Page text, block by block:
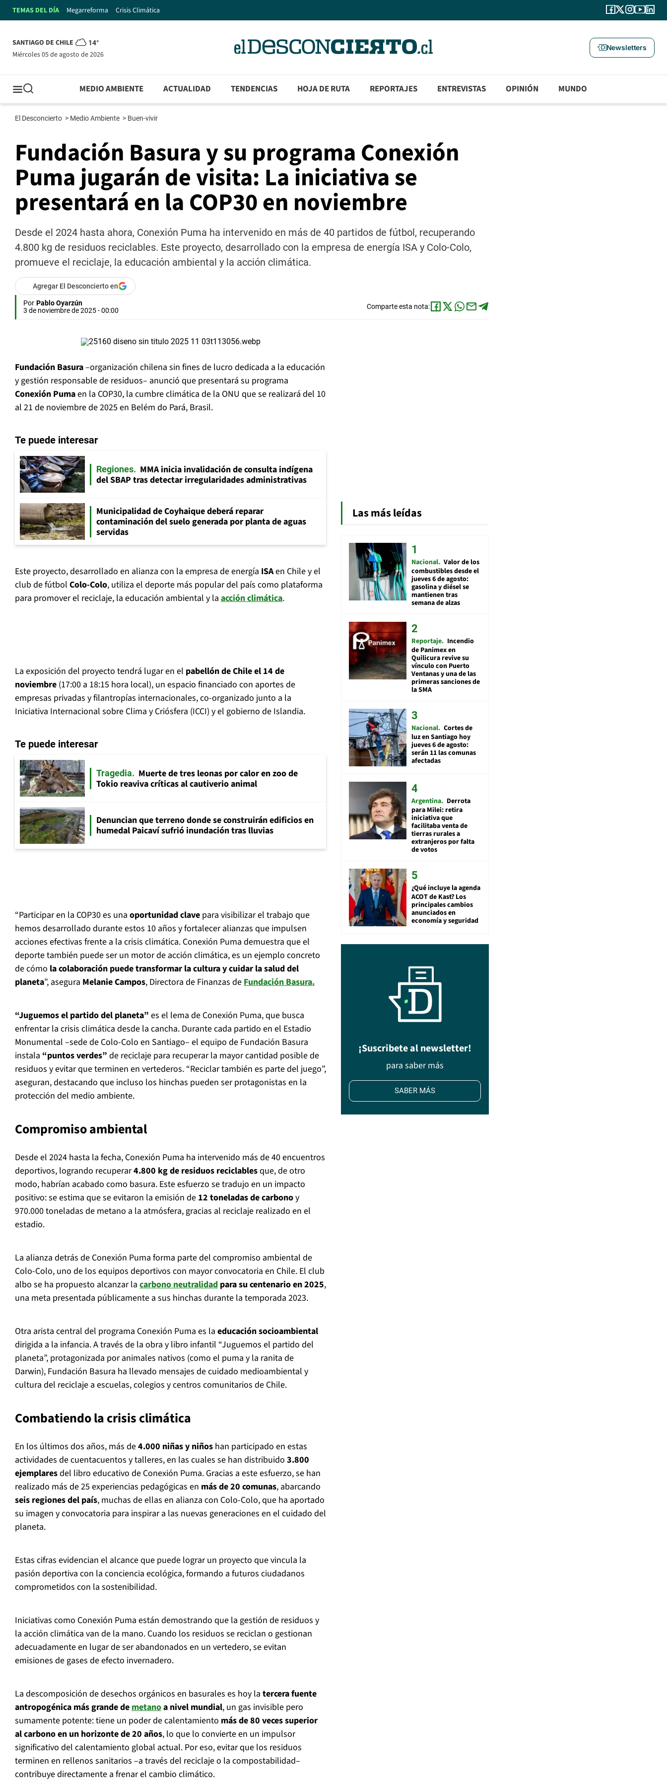
TEMAS DEL DÍA Megarreforma Crisis Climática
SANTIAGO DE CHILE 14°
miércoles 05 de agosto de 2026
Newsletters
MEDIO AMBIENTE ACTUALIDAD TENDENCIAS HOJA DE RUTA REPORTAJES ENTREVISTAS OPINIÓN MUNDO
El Desconcierto > Medio Ambiente > Buen-vivir
Fundación Basura y su programa Conexión
Puma jugarán de visita: La iniciativa se
presentará en la COP30 en noviembre
Desde el 2024 hasta ahora, Conexión Puma ha intervenido en más de 40 partidos de fútbol, recuperando
4.800 kg de residuos reciclables. Este proyecto, desarrollado con la empresa de energía ISA y Colo-Colo,
promueve el reciclaje, la educación ambiental y la acción climática.
Agregar El Desconcierto en
Por Pablo Oyarzún
3 de noviembre de 2025 - 00:00
Comparte esta nota:
Fundación Basura–organización chilena sin fines de lucro dedicada a la educación
y gestión responsable de residuos– anunció que presentará su programa
Conexión Pumaen la COP30, la cumbre climática de la ONU que se realizará del 10
al 21 de noviembre de 2025 en Belém do Pará, Brasil.
Te puede interesar
Regiones
MMA inicia invalidación de consulta indígena
del SBAP tras detectar irregularidades administrativas
Municipalidad de Coyhaique deberá reparar
contaminación del suelo generada por planta de aguas
servidas
Este proyecto, desarrollado en alianza con la empresa de energía ISAen Chile y el
club de fútbol Colo-Colo, utiliza el deporte más popular del país como plataforma
para promover el reciclaje, la educación ambiental y la acción climática.
La exposición del proyecto tendrá lugar en el pabellón de Chile el 14 de
noviembre (17:00 a 18:15 hora local), un espacio financiado con aportes de
empresas privadas y filantropías internacionales, co-organizado junto a la
Iniciativa Internacional sobre Clima y Criósfera (ICCI) y el gobierno de Islandia.
Te puede interesar
Tragedia
Muerte de tres leonas por calor en zoo de
Tokio reaviva críticas al cautiverio animal
Denuncian que terreno donde se construirán edificios en
humedal Paicaví sufrió inundación tras lluvias
“Participar en la COP30 es una oportunidad clave para visibilizar el trabajo que
hemos desarrollado durante estos 10 años y fortalecer alianzas que impulsen
acciones efectivas frente a la crisis climática. Conexión Puma demuestra que el
deporte también puede ser un motor de acción climática, es un ejemplo concreto
de cómo la colaboración puede transformar la cultura y cuidar la salud del
planeta”, asegura Melanie Campos, Directora de Finanzas deFundación Basura.
“Juguemos el partido del planeta” es el lema de Conexión Puma, que busca
enfrentar la crisis climática desde la cancha. Durante cada partido en el Estadio
Monumental –sede de Colo-Colo en Santiago– el equipo de Fundación Basura
instala “puntos verdes” de reciclaje para recuperar la mayor cantidad posible de
residuos y evitar que terminen en vertederos. “Reciclar también es parte del juego”,
aseguran, destacando que incluso los hinchas pueden ser protagonistas en la
protección del medio ambiente.
Compromiso ambiental
Desde el 2024 hasta la fecha, Conexión Puma ha intervenido más de 40 encuentros
deportivos, logrando recuperar4.800 kg de residuos reciclablesque, de otro
modo, habrían acabado como basura. Este esfuerzo se tradujo en un impacto
positivo: se estima que se evitaron la emisión de 12 toneladas de carbonoy
970.000 toneladas de metano a la atmósfera, gracias al reciclaje realizado en el
estadio.
La alianza detrás de Conexión Puma forma parte del compromiso ambiental de
Colo-Colo, uno de los equipos deportivos con mayor convocatoria en Chile. El club
albo se ha propuesto alcanzar la carbono neutralidad para su centenario en 2025,
una meta presentada públicamente a sus hinchas durante la temporada 2023.
Otra arista central del programa Conexión Puma es la educación socioambiental
dirigida a la infancia. A través de la obra y libro infantil “Juguemos el partido del
planeta”, protagonizada por animales nativos (como el puma y la ranita de
Darwin), Fundación Basura ha llevado mensajes de cuidado medioambiental y
cultura del reciclaje a escuelas, colegios y centros comunitarios de Chile.
Combatiendo la crisis climática
En los últimos dos años, más de4.000 niñas y niños han participado en estas
actividades de cuentacuentos y talleres, en las cuales se han distribuido 3.800
ejemplaresdel libro educativo de Conexión Puma. Gracias a este esfuerzo, se han
realizado más de 25 experiencias pedagógicas en más de 20 comunas, abarcando
seis regiones del país, muchas de ellas en alianza con Colo-Colo, que ha aportado
su imagen y convocatoria para inspirar a las nuevas generaciones en el cuidado del
planeta.
Estas cifras evidencian el alcance que puede lograr un proyecto que vincula la
pasión deportiva con la conciencia ecológica, formando a futuros ciudadanos
comprometidos con la sostenibilidad.
Iniciativas como Conexión Puma están demostrando que la gestión de residuos y
la acción climática van de la mano. Cuando los residuos se reciclan o gestionan
adecuadamente en lugar de ser abandonados en un vertedero, se evitan
emisiones de gases de efecto invernadero.
La descomposición de desechos orgánicos en basurales es hoy la tercera fuente
antropogénica más grande demetanoa nivel mundial, un gas invisible pero
sumamente potente: tiene un poder de calentamiento más de 80 veces superior
al carbono en un horizonte de 20 años, lo que lo convierte en un impulsor
significativo del calentamiento global actual. Por eso, evitar que los residuos
terminen en rellenos sanitarios –a través del reciclaje o la compostabilidad–
contribuye directamente a frenar el cambio climático.
Las más leídas
Nacional Valor de los
combustibles desde el
jueves 6 de agosto:
gasolina y diésel se
mantienen tras
semana de alzas
Reportaje Incendio
de Panimex en
Quilicura revive su
vínculo con Puerto
Ventanas y una de las
primeras sanciones de
la SMA
Nacional Cortes de
luz en Santiago hoy
jueves 6 de agosto:
serán 11 las comunas
afectadas
Argentina Derrota
para Milei: retira
iniciativa que
facilitaba venta de
tierras rurales a
extranjeros por falta
de votos
¿Qué incluye la agenda
ACOT de Kast? Los
principales cambios
anunciados en
economía y seguridad
¡Suscribete al newsletter!
para saber más
SABER MÁS